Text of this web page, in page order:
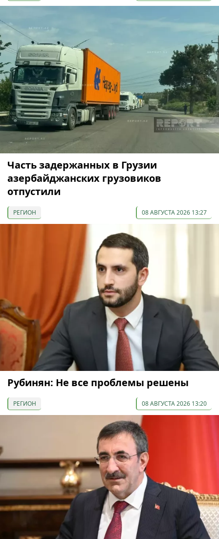
Часть задержанных в Грузии
азербайджанских грузовиков
отпустили
РЕГИОН 08 АВГУСТА 2026 13:27
Рубинян: Не все проблемы решены
РЕГИОН 08 АВГУСТА 2026 13:20